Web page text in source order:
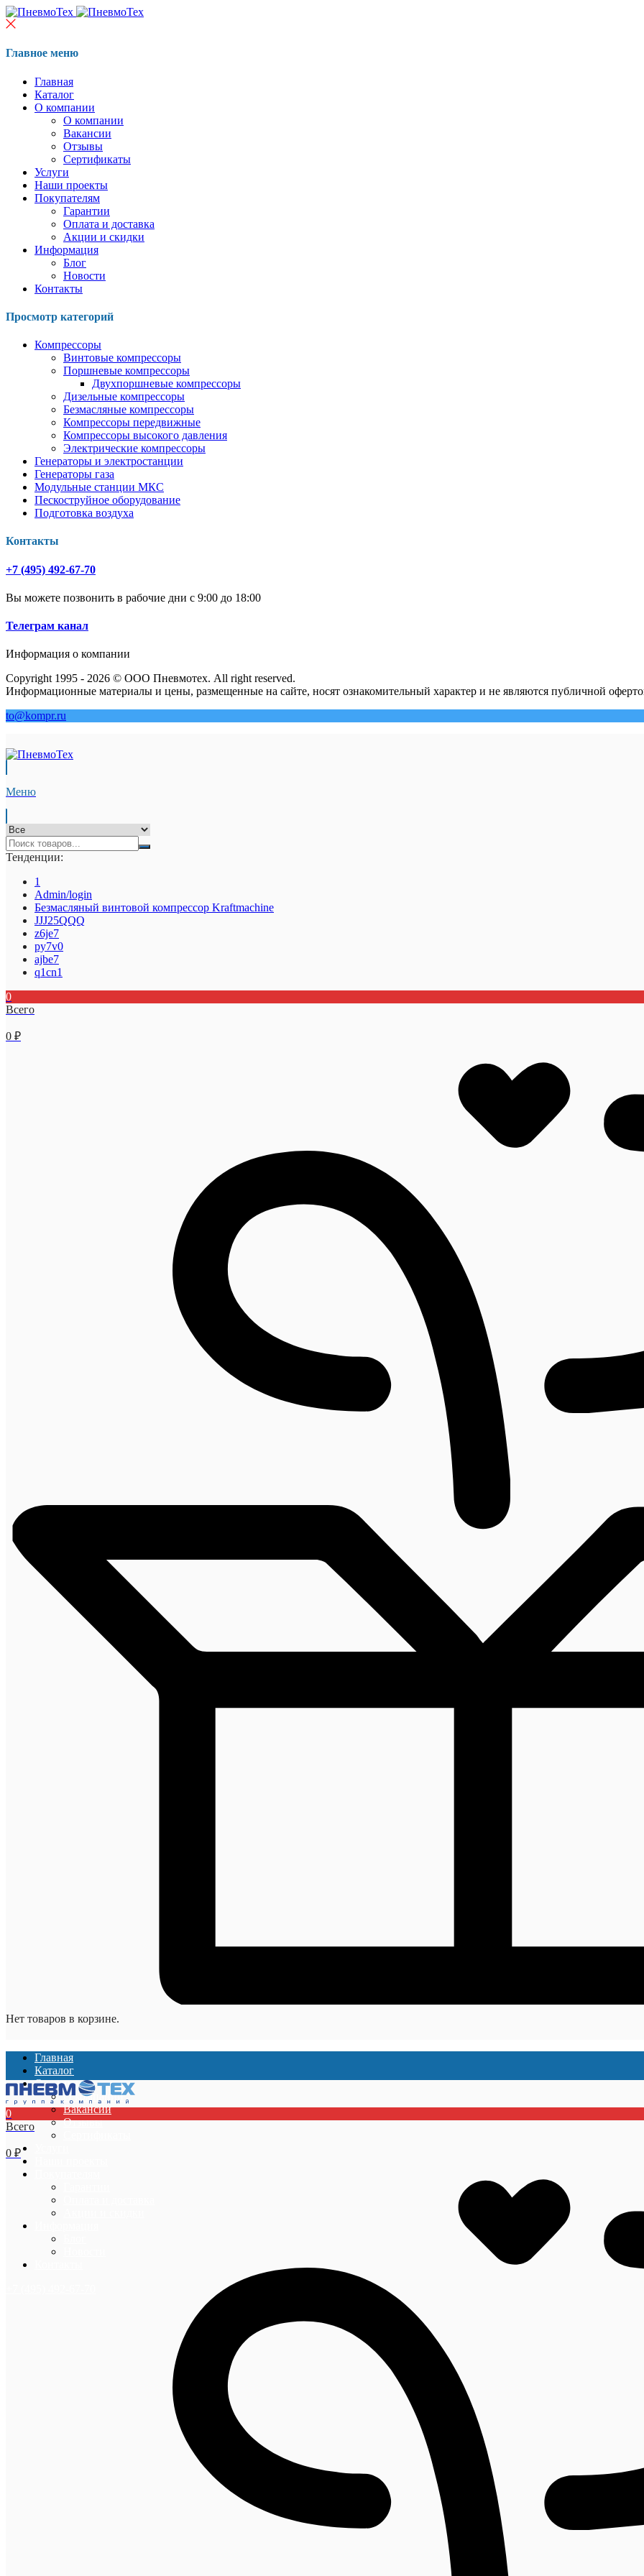
Главное меню
Главная
Каталог
О компании
О компании
Вакансии
Отзывы
Сертификаты
Услуги
Наши проекты
Покупателям
Гарантии
Оплата и доставка
Акции и скидки
Информация
Блог
Новости
Контакты
Просмотр категорий
Компрессоры
Винтовые компрессоры
Поршневые компрессоры
Двухпоршневые компрессоры
Дизельные компрессоры
Безмасляные компрессоры
Компрессоры передвижные
Компрессоры высокого давления
Электрические компрессоры
Генераторы и электростанции
Генераторы газа
Модульные станции МКС
Пескоструйное оборудование
Подготовка воздуха
Контакты
+7 (495) 492-67-70
Вы можете позвонить в рабочие дни с 9:00 до 18:00
Телеграм канал
Информация о компании
Copyright 1995 - 2026 © ООО Пневмотех. All right reserved.
Информационные материалы и цены, размещенные на сайте, носят ознакомительный характер и не являются публичной
to@kompr.ru
Меню
Тенденции:
1
Admin/login
Безмасляный винтовой компрессор Kraftmaсhine
JJJ25QQQ
z6je7
py7v0
ajbe7
q1cn1
0
Всего
0 ₽
Нет товаров в корзине.
Главная
Каталог
О компании
О компании
Вакансии
Отзывы
0
Всего
0 ₽